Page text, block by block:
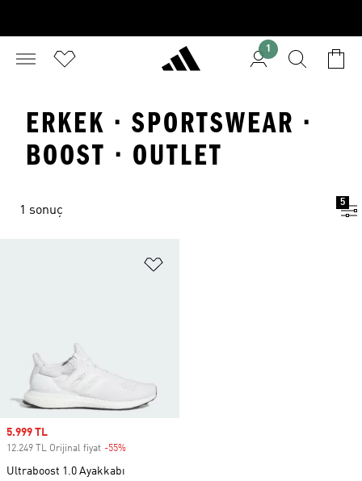
1
ERKEK · SPORTSWEAR ·
BOOST · OUTLET
1 sonuç
5
Sale price
5.999 TL
12.249 TL Orijinal fiyat -55%
Ultraboost 1.0 Ayakkabı